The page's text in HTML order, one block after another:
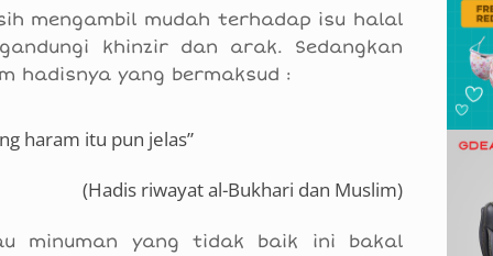
mengambil mudah terhadap isu halal
khinzir dan arak. Sedangkan
hadisnya yang bermaksud :
haram itu pun jelas”
(Hadis riwayat al-Bukhari dan Muslim)
minuman yang tidak baik ini bakal